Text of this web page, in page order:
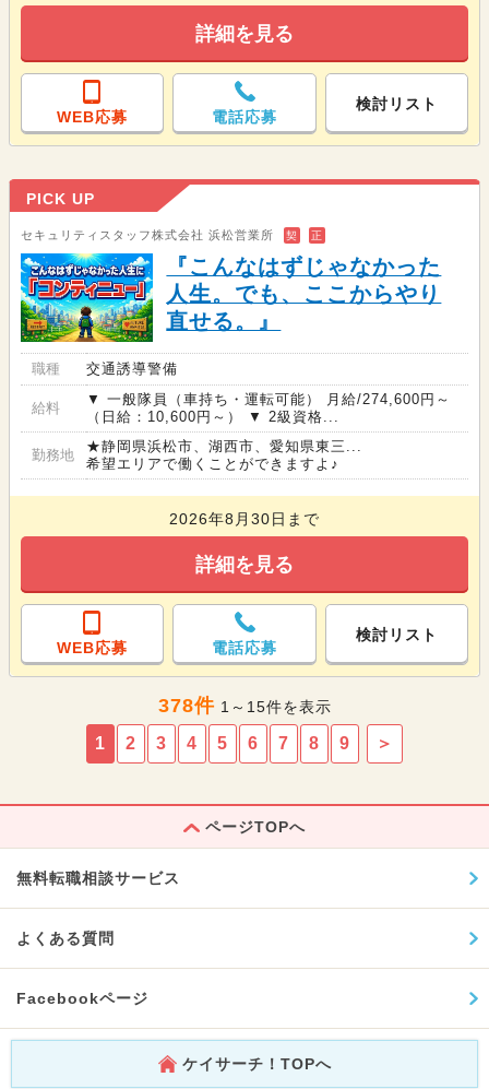
詳細を見る
WEB応募 電話応募
検討リスト
PICK UP
セキュリティスタッフ株式会社 浜松営業所 契 正
『こんなはずじゃなかった
人生。でも、ここからやり
直せる。』
職種 交通誘導警備
給料
▼ 一般隊員（車持ち・運転可能） 月給/274,600円～
（日給：10,600円～） ▼ 2級資格...
勤務地
★静岡県浜松市、湖西市、愛知県東三...
希望エリアで働くことができますよ♪
2026年8月30日まで
詳細を見る
WEB応募 電話応募
検討リスト
378件1～15件を表示
1 2 3 4 5 6 7 8 9 ＞
ページTOPへ
無料転職相談サービス
よくある質問
Facebookページ
ケイサーチ！TOPへ